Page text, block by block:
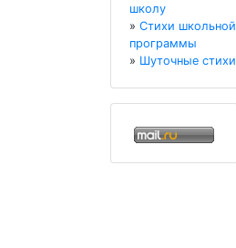
школу
» Стихи школьной
программы
» Шуточные стихи